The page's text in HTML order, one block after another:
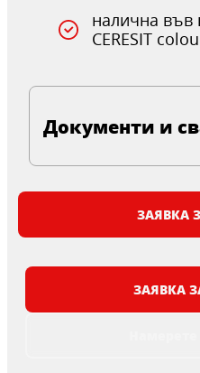
налична във
CERESIT
Документи и
ЗАЯВКА
ЗАЯВКА